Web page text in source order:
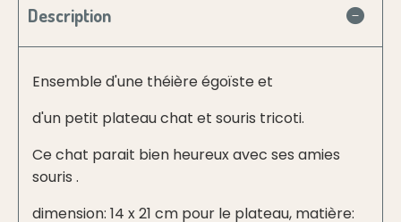
Description
Ensemble d'une théière égoïste et
d'un petit plateau chat et souris tricoti.
Ce chat parait bien heureux avec ses amies
souris .
dimension: 14 x 21 cm pour le plateau, matière: